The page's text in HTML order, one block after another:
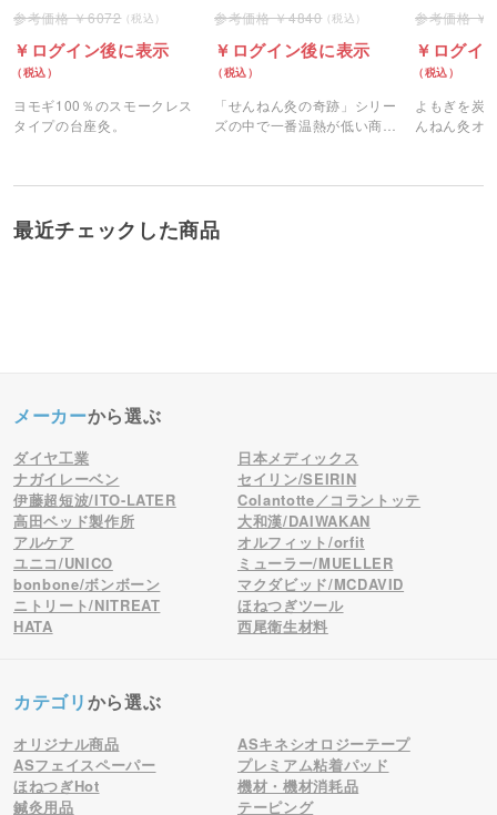
6072
ログイン後に表示
ヨモギ100％のスモークレス
タイプの台座灸。
4840
ログイン後に表示
「せんねん灸の奇跡」シリー
ズの中で一番温熱が低い商
ログイ
よもぎを炭
んねん灸オ
最近チェックした商品
メーカーから選ぶ
ダイヤ工業
日本メディックス
ナガイレーベン
セイリン/SEIRIN
伊藤超短波/ITO-LATER
Colantotte／コラントッテ
高田ベッド製作所
大和漢/DAIWAKAN
アルケア
オルフィット/orfit
ユニコ/UNICO
ミューラー/MUELLER
bonbone/ボンボーン
マクダビッド/MCDAVID
ニトリート/NITREAT
ほねつぎツール
HATA
西尾衛生材料
カテゴリから選ぶ
オリジナル商品
ASキネシオロジーテープ
ASフェイスペーパー
プレミアム粘着パッド
ほねつぎHot
機材・機材消耗品
鍼灸用品
テーピング